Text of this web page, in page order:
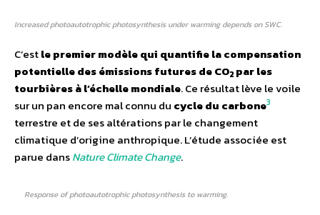
Increased photoautotrophic photosynthesis under warming depends on SWC.
C’estle premier modèle qui quantifie la compensation
potentielle des émissions futures de CO2par les
tourbières à l’échelle mondiale. Ce résultat lève le voile
sur un pan encore mal connu du cycle du carbone3
terrestre et de ses altérations par le changement
climatique d’origine anthropique. L’étude associée est
parue dansNature Climate Change.
Response of photoautotrophic photosynthesis to warming.